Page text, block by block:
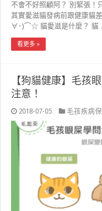
不會不好照顧阿？ 別緊張！
其實愛滋貓發病前跟健康貓
∀･)⌒☆ 貓愛滋是什麼？ 貓
看更多 »
【狗貓健康】毛孩
注意！
2018-07-05 毛孩疾病